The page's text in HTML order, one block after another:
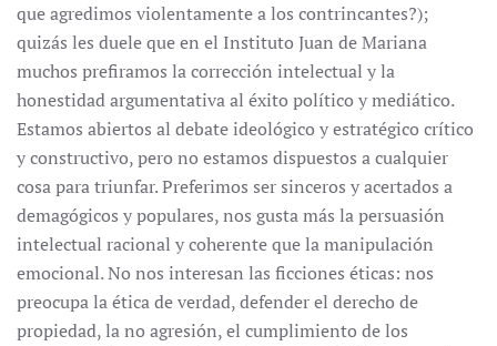
que agredimos violentamente a los contrincantes?);
quizás les duele que en el Instituto Juan de Mariana
muchos prefiramos la corrección intelectual y la
honestidad argumentativa al éxito político y mediático.
Estamos abiertos al debate ideológico y estratégico crítico
y constructivo, pero no estamos dispuestos a cualquier
cosa para triunfar. Preferimos ser sinceros y acertados a
demagógicos y populares, nos gusta más la persuasión
intelectual racional y coherente que la manipulación
emocional. No nos interesan las ficciones éticas: nos
preocupa la ética de verdad, defender el derecho de
propiedad, la no agresión, el cumplimiento de los